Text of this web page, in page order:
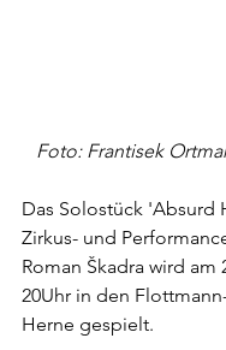
Foto: Frantisek
Das Solostück 'Absurd
Zirkus- und
Roman Škadra wird am
20Uhr in den
Herne gespielt.